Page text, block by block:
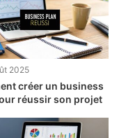
2025
créer un business
réussir son projet